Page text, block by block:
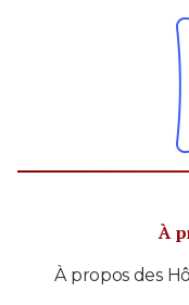
À
À propos des